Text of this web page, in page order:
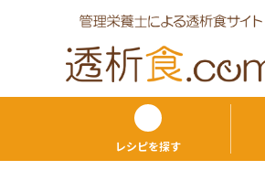
レシピを探す